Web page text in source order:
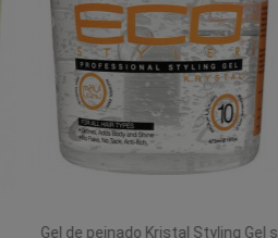
Gel de peinado Kristal Styling Gel s